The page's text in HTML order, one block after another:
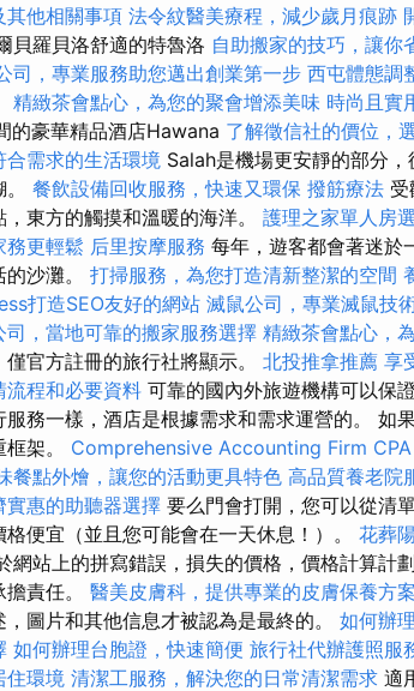
其他相關事項 法令紋醫美療程，減少歲月痕跡
貝羅貝洛舒適的特魯洛 自助搬家的技巧，讓你
司，專業服務助您邁出創業第一步 西屯體態調
精緻茶會點心，為您的聚會增添美味 時尚且實
的豪華精品酒店Hawana 了解徵信社的價位，
合需求的生活環境 Salah是機場更安靜的部分
餐飲設備回收服務，快速又環保 撥筋療法
，東方的觸摸和溫暖的海洋。 護理之家單人房
務更輕鬆 后里按摩服務 每年，遊客都會著迷於
沙灘。 打掃服務，為您打造清新整潔的空間
打造SEO友好的網站 滅鼠公司，專業滅鼠技
司，當地可靠的搬家服務選擇 精緻茶會點心，
僅官方註冊的旅行社將顯示。 北投推拿推薦 享
流程和必要資料 可靠的國內外旅遊機構可以保
服務一樣，酒店是根據需求和需求運營的。 如
架。 Comprehensive Accounting Firm
餐點外燴，讓您的活動更具特色 高品質養老院
實惠的助聽器選擇 要么門會打開，您可以從清
格便宜（並且您可能會在一天休息！）。 花葬
網站上的拼寫錯誤，損失的價格，價格計算計
責任。 醫美皮膚科，提供專業的皮膚保養方案
，圖片和其他信息才被認為是最終的。 如何辦
如何辦理台胞證，快速簡便 旅行社代辦護照服
住環境 清潔工服務，解決您的日常清潔需求 適